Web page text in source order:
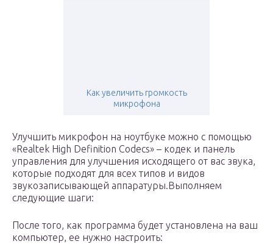
Как увеличить громкость
микрофона
Улучшить микрофон на ноутбуке можно с помощью
«Realtek High Definition Codecs» – кодек и панель
управления для улучшения исходящего от вас звука,
которые подходят для всех типов и видов
звукозаписывающей аппаратуры.Выполняем
следующие шаги:
После того, как программа будет установлена на ваш
компьютер, ее нужно настроить: